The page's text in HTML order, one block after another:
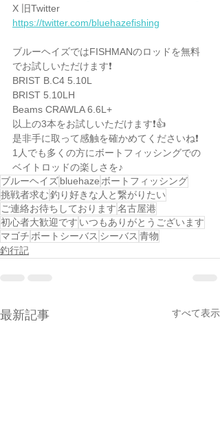
X 旧Twitter
https://twitter.com/bluehazefishing
ブルーヘイズではFISHMANのロッドを無料
でお試しいただけます❗️
BRIST B.C4 5.10L
BRIST 5.10LH
Beams CRAWLA 6.6L+
以上の3本をお試しいただけます❗️👍
是非手に取って感触を確かめてくださいね❗️
1人でも多くの方にボートフィッシングでの
ベイトロッドの楽しさを♪
ブルーヘイズbluehaze ボートフィッシング
挑戦者求む釣り好きな人と繋がりたい
ご連絡お待ちしております名古屋港
初心者大歓迎です いつもありがとうございます
マゴチ ボートシーバス シーバス 青物
釣行記
最新記事 すべて表示